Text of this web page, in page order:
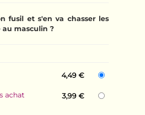
fusil et s'en va chasser les
masculin ?
4,49 €
achat 3,99 €